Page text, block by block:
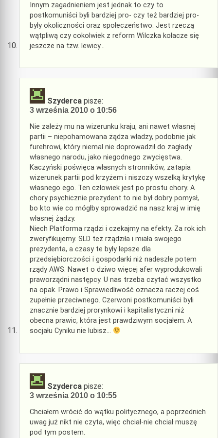
Innym zagadnieniem jest jednak to czy to
postkomuniści byli bardziej pro- czy też bardziej pro-
były okoliczności oraz społeczeństwo. Jest rzeczą
wątpliwą czy cokolwiek z reform Wilczka kołacze się
jeszcze na tzw. lewicy…
Szyderca pisze:
3 września 2010 o 10:56
Nie zależy mu na wizerunku kraju, ani nawet własnej
partii – niepohamowana żądza władzy, podobnie jak
furehrowi, który niemal nie doprowadził do zagłady
własnego narodu, jako niegodnego zwycięstwa.
Kaczyński poświęca własnych stronników, zatapia
wizerunek partii pod krzyżem i niszczy wszelką krytykę
własnego ego. Ten człowiek jest po prostu chory. A
chory psychicznie prezydent to nie był dobry pomysł,
bo kto wie co mógłby sprowadzić na nasz kraj w imię
własnej żądzy.
Niech Platforma rządzi i czekajmy na efekty. Za rok ich
zweryfikujemy. SLD też rządziła i miała swojego
prezydenta, a czasy te były lepsze dla
przedsiębiorczości i gospodarki niż nadeszłe potem
rządy AWS. Nawet o dziwo więcej afer wyprodukowali
praworządni następcy. U nas trzeba czytać wszystko
na opak. Prawo i Sprawiedliwość oznacza raczej coś
zupełnie przeciwnego. Czerwoni postkomuniści byli
znacznie bardziej prorynkowi i kapitalistyczni niż
obecna prawic, która jest prawdziwym socjałem. A
socjału Cyniku nie lubisz…
Szyderca pisze:
3 września 2010 o 10:55
Chciałem wrócić do wątku politycznego, a poprzednich
uwag już nikt nie czyta, więc chciał-nie chciał muszę
pod tym postem.